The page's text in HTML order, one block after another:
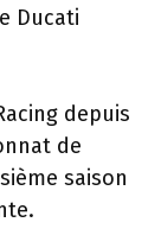
Ducati
depuis
de
saison